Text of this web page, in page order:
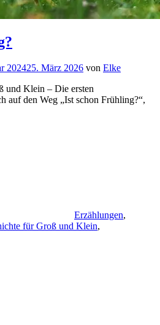
202425. März 2026 von Elke
und Klein – Die ersten
auf den Weg „Ist schon Frühling?“,
Erzählungen,
für Groß und Klein,